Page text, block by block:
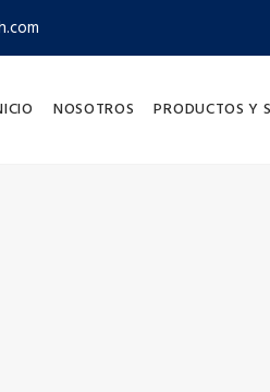
NOSOTROS PRODUCTOS Y